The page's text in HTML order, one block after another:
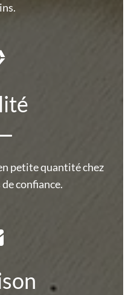
petite quantité chez
confiance.